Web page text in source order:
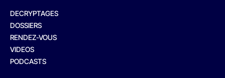
DECRYPTAGES
DOSSIERS
RENDEZ-VOUS
VIDEOS
PODCASTS